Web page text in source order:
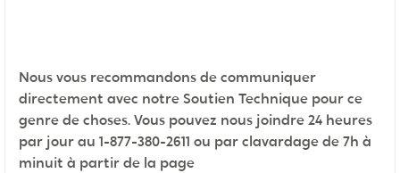
Nous vous recommandons de communiquer
directement avec notre Soutien Technique pour ce
genre de choses. Vous pouvez nous joindre 24 heures
par jour au 1-877-380-2611 ou par clavardage de 7h à
minuit à partir de la page